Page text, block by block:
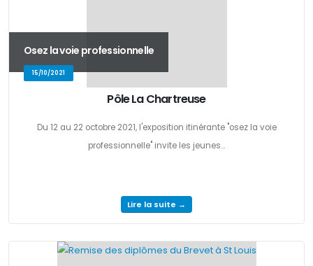
Osez la voie professionnelle
15/10/2021
Pôle La Chartreuse
Du 12 au 22 octobre 2021, l'exposition itinérante "osez la voie
professionnelle" invite les jeunes...
Lire la suite →